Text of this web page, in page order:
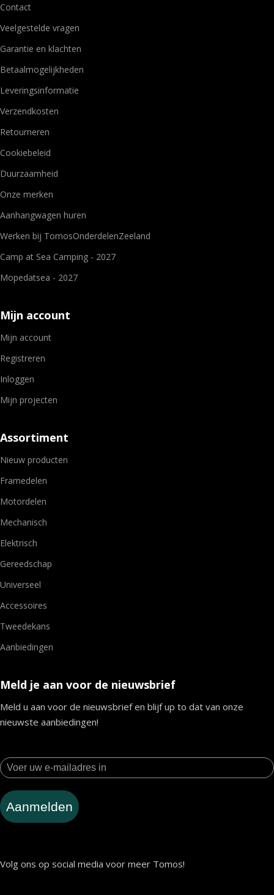
Contact
Veelgestelde vragen
Garantie en klachten
Betaalmogelijkheden
Leveringsinformatie
Verzendkosten
Retourneren
Cookiebeleid
Duurzaamheid
Onze merken
Aanhangwagen huren
Werken bij TomosOnderdelenZeeland
Camp at Sea Camping - 2027
Mopedatsea - 2027
Mijn account
Mijn account
Registreren
Inloggen
Mijn projecten
Assortiment
Nieuw producten
Framedelen
Motordelen
Mechanisch
Elektrisch
Gereedschap
Universeel
Accessoires
Tweedekans
Aanbiedingen
Meld je aan voor de nieuwsbrief
Meld u aan voor de nieuwsbrief en blijf up to dat van onze
nieuwste aanbiedingen!
Aanmelden
Volg ons op social media voor meer Tomos!